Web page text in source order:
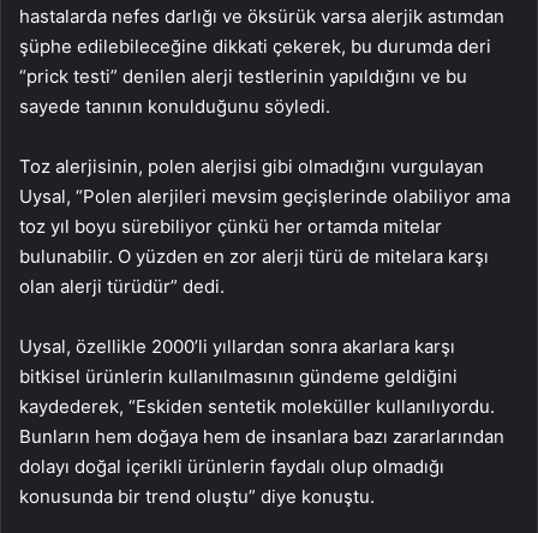
hastalarda nefes darlığı ve öksürük varsa alerjik astımdan
şüphe edilebileceğine dikkati çekerek, bu durumda deri
“prick testi” denilen alerji testlerinin yapıldığını ve bu
sayede tanının konulduğunu söyledi.
Toz alerjisinin, polen alerjisi gibi olmadığını vurgulayan
Uysal, “Polen alerjileri mevsim geçişlerinde olabiliyor ama
toz yıl boyu sürebiliyor çünkü her ortamda mitelar
bulunabilir. O yüzden en zor alerji türü de mitelara karşı
olan alerji türüdür” dedi.
Uysal, özellikle 2000’li yıllardan sonra akarlara karşı
bitkisel ürünlerin kullanılmasının gündeme geldiğini
kaydederek, “Eskiden sentetik moleküller kullanılıyordu.
Bunların hem doğaya hem de insanlara bazı zararlarından
dolayı doğal içerikli ürünlerin faydalı olup olmadığı
konusunda bir trend oluştu” diye konuştu.